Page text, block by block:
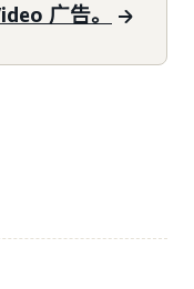
广告。